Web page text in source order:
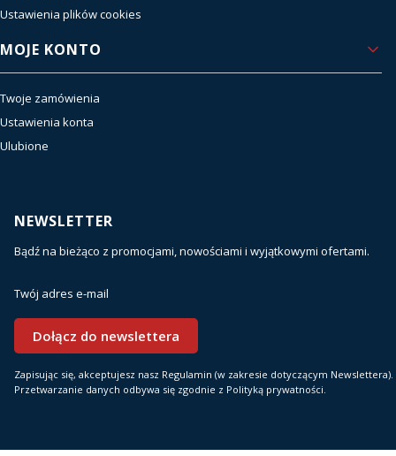
Ustawienia plików cookies
MOJE KONTO
Twoje zamówienia
Ustawienia konta
Ulubione
NEWSLETTER
Bądź na bieżąco z promocjami, nowościami i wyjątkowymi ofertami.
Twój adres e-mail
Dołącz do newslettera
Zapisując się, akceptujesz nasz Regulamin (w zakresie dotyczącym Newslettera).
Przetwarzanie danych odbywa się zgodnie z Polityką prywatności.